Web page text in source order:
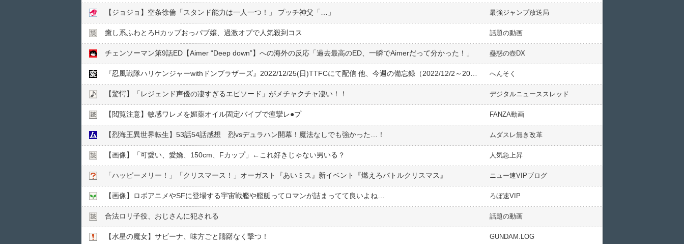
【ジョジョ】空条徐倫「スタンド能力は一人一つ！」 プッチ神父「…」 最強ジャンプ放送局
癒し系ふわとろHカップおっパブ嬢、過激オプで人気殺到コス 話題の動画
チェンソーマン第9話ED【Aimer “Deep down”】への海外の反応「過去最高のED、一瞬でAimerだって分かった！」 蠱惑の壺DX
へんそく
【驚愕】「レジェンド声優の凄すぎるエピソード」がメチャクチャ凄い！！ デジタルニューススレッド
【閲覧注意】敏感ワレメを媚薬オイル固定バイブで痙攣レ●︎プ FANZA動画
【烈海王異世界転生】53話54話感想 烈vsデュラハン開幕！魔法なしでも強かった…！ ムダスレ無き改革
【画像】「可愛い、愛嬌、150cm、Fカップ」←これ好きじゃない男いる？ 人気急上昇
「ハッピーメリー！」「クリスマース！」オーガスト『あいミス』新イベント『燃えろバトルクリスマス』 ニュー速VIPブログ
【画像】ロボアニメやSFに登場する宇宙戦艦や艦艇ってロマンが詰まってて良いよね… ろぼ速VIP
合法ロリ子役、おじさんに犯される 話題の動画
【水星の魔女】サビーナ、味方ごと躊躇なく撃つ！ GUNDAM.LOG